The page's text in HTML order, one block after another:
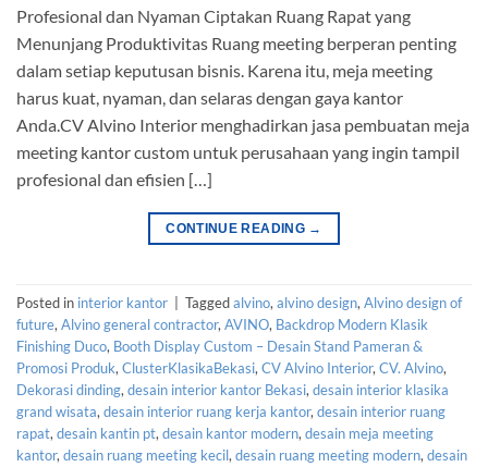
Profesional dan Nyaman Ciptakan Ruang Rapat yang
Menunjang Produktivitas Ruang meeting berperan penting
dalam setiap keputusan bisnis. Karena itu, meja meeting
harus kuat, nyaman, dan selaras dengan gaya kantor
Anda.CV Alvino Interior menghadirkan jasa pembuatan meja
meeting kantor custom untuk perusahaan yang ingin tampil
profesional dan efisien […]
CONTINUE READING →
Posted in interior kantor Taggedalvino, alvino design, Alvino design of
future, Alvino general contractor, AVINO, Backdrop Modern Klasik
Finishing Duco, Booth Display Custom – Desain Stand Pameran &
Promosi Produk, ClusterKlasikaBekasi, CV Alvino Interior, CV. Alvino,
Dekorasi dinding, desain interior kantor Bekasi, desain interior klasika
grand wisata, desain interior ruang kerja kantor, desain interior ruang
rapat, desain kantin pt, desain kantor modern, desain meja meeting
kantor, desain ruang meeting kecil, desain ruang meeting modern, desain